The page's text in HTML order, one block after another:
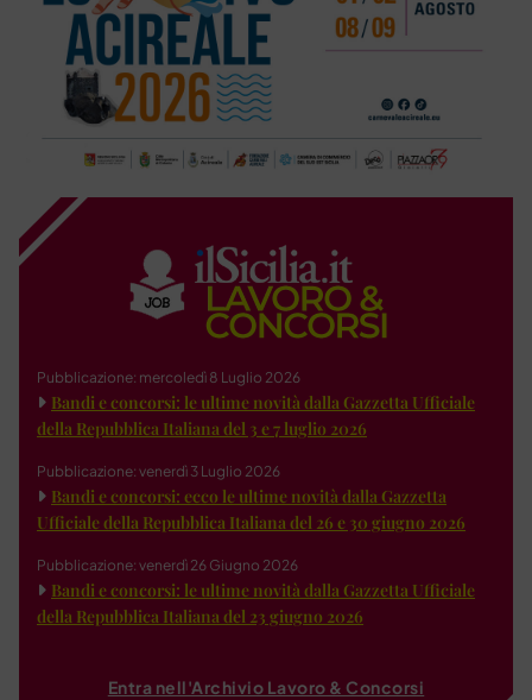
Pubblicazione: mercoledì 8 Luglio 2026
Bandi e concorsi: le ultime novità dalla Gazzetta Ufficiale
della Repubblica Italiana del 3 e 7 luglio 2026
Pubblicazione: venerdì 3 Luglio 2026
Bandi e concorsi: ecco le ultime novità dalla Gazzetta
Ufficiale della Repubblica Italiana del 26 e 30 giugno 2026
Pubblicazione: venerdì 26 Giugno 2026
Bandi e concorsi: le ultime novità dalla Gazzetta Ufficiale
della Repubblica Italiana del 23 giugno 2026
Entra nell'Archivio Lavoro & Concorsi